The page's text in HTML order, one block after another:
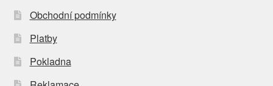
Obchodní podmínky
Platby
Pokladna